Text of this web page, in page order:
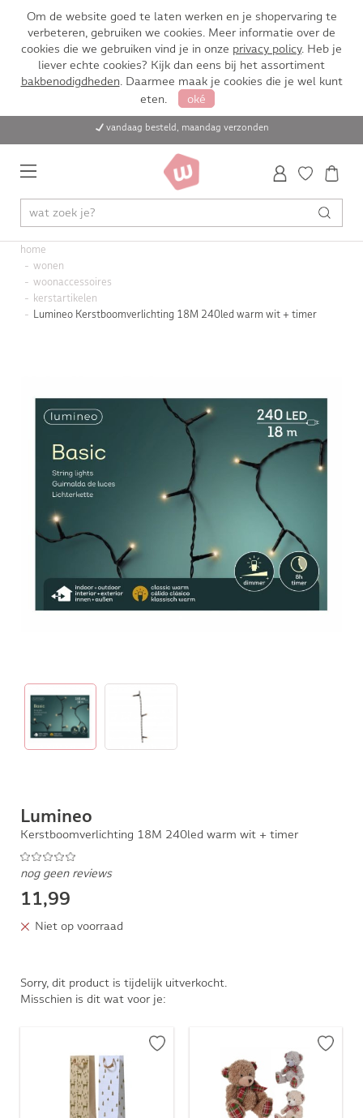
Om de website goed te laten werken en je shopervaring te
verbeteren, gebruiken we cookies. Meer informatie over de
cookies die we gebruiken vind je in onze privacy policy. Heb je
liever echte cookies? Kijk dan eens bij het assortiment
bakbenodigdheden. Daarmee maak je cookies die je wel kunt
eten.
oké
vandaag besteld, maandag verzonden
home
wonen
woonaccessoires
kerstartikelen
Lumineo Kerstboomverlichting 18M 240led warm wit + timer
Lumineo
Kerstboomverlichting 18M 240led warm wit + timer
nog geen reviews
11,99
Niet op voorraad
Sorry, dit product is tijdelijk uitverkocht.
Misschien is dit wat voor je: